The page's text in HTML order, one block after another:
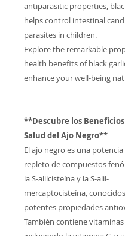
antiparasitic properties,
helps control intestinal
parasites in children.
Explore the remarkable
health benefits of black
enhance your well-being
**Descubre los
Salud del Ajo Negro**
El ajo negro es una
repleto de compuestos
la S-alilcisteína y la S-alil-
mercaptocisteína,
potentes propiedades
También contiene vitaminas